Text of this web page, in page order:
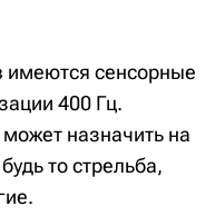
имеются сенсорные
400 Гц.
назначить на
то стрельба,